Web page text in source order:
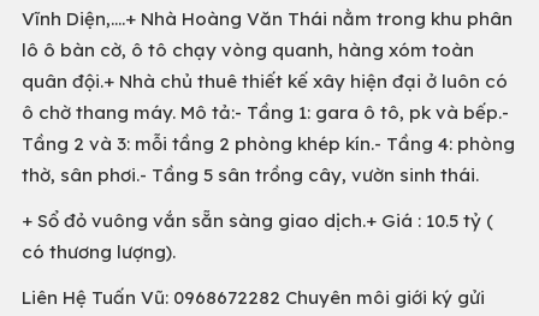
Vĩnh Diện,....+ Nhà Hoàng Văn Thái nằm trong khu phân
lô ô bàn cờ, ô tô chạy vòng quanh, hàng xóm toàn
quân đội.+ Nhà chủ thuê thiết kế xây hiện đại ở luôn có
ô chờ thang máy. Mô tả:- Tầng 1: gara ô tô, pk và bếp.-
Tầng 2 và 3: mỗi tầng 2 phòng khép kín.- Tầng 4: phòng
thờ, sân phơi.- Tầng 5 sân trồng cây, vườn sinh thái.
+ Sổ đỏ vuông vắn sẵn sàng giao dịch.+ Giá : 10.5 tỷ (
có thương lượng).
Liên Hệ Tuấn Vũ: 0968672282 Chuyên môi giới ký gửi